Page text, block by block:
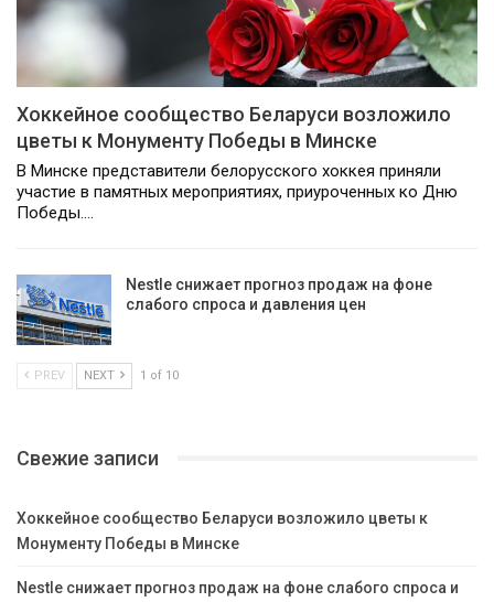
Хоккейное сообщество Беларуси возложило
цветы к Монументу Победы в Минске
В Минске представители белорусского хоккея приняли
участие в памятных мероприятиях, приуроченных ко Дню
Победы.…
Nestle снижает прогноз продаж на фоне
слабого спроса и давления цен
PREV NEXT 1 of 10
Свежие записи
Хоккейное сообщество Беларуси возложило цветы к
Монументу Победы в Минске
Nestle снижает прогноз продаж на фоне слабого спроса и